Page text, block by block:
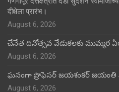
दीक्षेला प्रारंभ।
August 6, 2026
చేనేత దినోత్సవ వేడుకలకు ముమ్మర
August 6, 2026
ఘనంగా ప్రొఫెసర్ జయశంకర్ జయంతి
August 6, 2026